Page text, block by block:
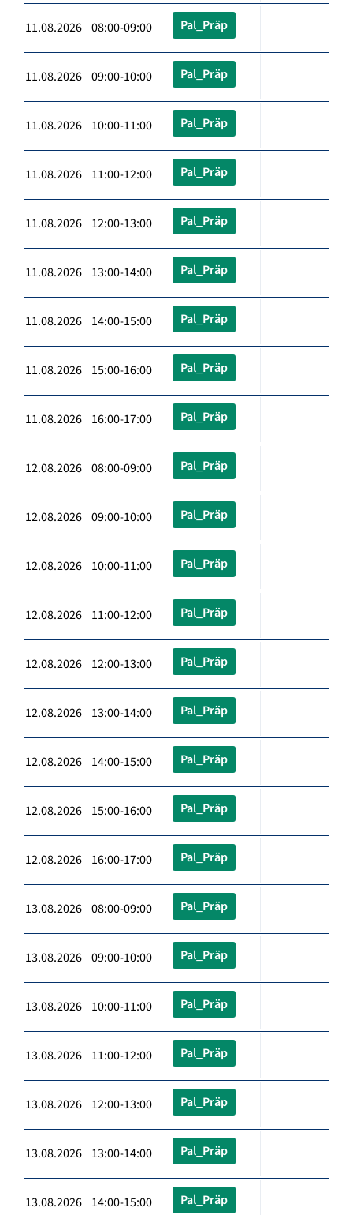
11.08.2026 08:00-09:00 Pal_Präp
11.08.2026 09:00-10:00 Pal_Präp
11.08.2026 10:00-11:00 Pal_Präp
11.08.2026 11:00-12:00 Pal_Präp
11.08.2026 12:00-13:00 Pal_Präp
11.08.2026 13:00-14:00 Pal_Präp
11.08.2026 14:00-15:00 Pal_Präp
11.08.2026 15:00-16:00 Pal_Präp
11.08.2026 16:00-17:00 Pal_Präp
12.08.2026 08:00-09:00 Pal_Präp
12.08.2026 09:00-10:00 Pal_Präp
12.08.2026 10:00-11:00 Pal_Präp
12.08.2026 11:00-12:00 Pal_Präp
12.08.2026 12:00-13:00 Pal_Präp
12.08.2026 13:00-14:00 Pal_Präp
12.08.2026 14:00-15:00 Pal_Präp
12.08.2026 15:00-16:00 Pal_Präp
12.08.2026 16:00-17:00 Pal_Präp
13.08.2026 08:00-09:00 Pal_Präp
13.08.2026 09:00-10:00 Pal_Präp
13.08.2026 10:00-11:00 Pal_Präp
13.08.2026 11:00-12:00 Pal_Präp
13.08.2026 12:00-13:00 Pal_Präp
13.08.2026 13:00-14:00 Pal_Präp
13.08.2026 14:00-15:00 Pal_Präp